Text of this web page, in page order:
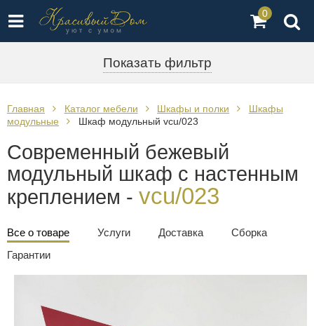
0
Показать фильтр
Главная Каталог мебели Шкафы и полки
Шкафы
модульные
Шкаф модульный vcu/023
Современный бежевый
модульный шкаф с настенным
креплением - vcu/023
Все о товаре Услуги Доставка
Сборка
Гарантии